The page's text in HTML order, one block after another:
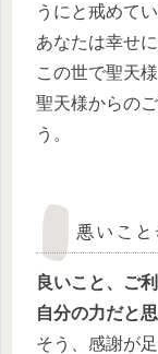
うにと戒めて
あなたは幸せ
この世で聖天
聖天様からの
う。
悪いこ
良いこと、ご
自分の力だと
そう、感謝が足